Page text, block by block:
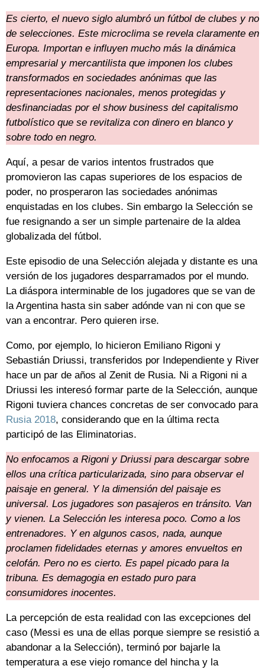
Es cierto, el nuevo siglo alumbró un fútbol de clubes y no
de selecciones. Este microclima se revela claramente en
Europa. Importan e influyen mucho más la dinámica
empresarial y mercantilista que imponen los clubes
transformados en sociedades anónimas que las
representaciones nacionales, menos protegidas y
desfinanciadas por el show business del capitalismo
futbolístico que se revitaliza con dinero en blanco y
sobre todo en negro.
Aquí, a pesar de varios intentos frustrados que
promovieron las capas superiores de los espacios de
poder, no prosperaron las sociedades anónimas
enquistadas en los clubes. Sin embargo la Selección se
fue resignando a ser un simple partenaire de la aldea
globalizada del fútbol.
Este episodio de una Selección alejada y distante es una
versión de los jugadores desparramados por el mundo.
La diáspora interminable de los jugadores que se van de
la Argentina hasta sin saber adónde van ni con que se
van a encontrar. Pero quieren irse.
Como, por ejemplo, lo hicieron Emiliano Rigoni y
Sebastián Driussi, transferidos por Independiente y River
hace un par de años al Zenit de Rusia. Ni a Rigoni ni a
Driussi les interesó formar parte de la Selección, aunque
Rigoni tuviera chances concretas de ser convocado para
Rusia 2018, considerando que en la última recta
participó de las Eliminatorias.
No enfocamos a Rigoni y Driussi para descargar sobre
ellos una crítica particularizada, sino para observar el
paisaje en general. Y la dimensión del paisaje es
universal. Los jugadores son pasajeros en tránsito. Van
y vienen. La Selección les interesa poco. Como a los
entrenadores. Y en algunos casos, nada, aunque
proclamen fidelidades eternas y amores envueltos en
celofán. Pero no es cierto. Es papel picado para la
tribuna. Es demagogia en estado puro para
consumidores inocentes.
La percepción de esta realidad con las excepciones del
caso (Messi es una de ellas porque siempre se resistió a
abandonar a la Selección), terminó por bajarle la
temperatura a ese viejo romance del hincha y la